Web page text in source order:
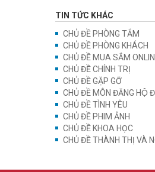
TIN TỨC KHÁC
CHỦ ĐỀ PHÒNG TẮM
CHỦ ĐỀ PHÒNG KHÁCH
CHỦ ĐỀ MUA SẮM
CHỦ ĐỀ CHÍNH TRỊ
CHỦ ĐỀ GẶP GỠ
CHỦ ĐỀ MÔN ĐĂNG HỘ
CHỦ ĐỀ TÌNH YÊU
CHỦ ĐỀ PHIM ẢNH
CHỦ ĐỀ KHOA HỌC
CHỦ ĐỀ THÀNH THỊ VÀ